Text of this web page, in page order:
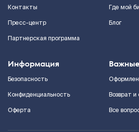
Контакты
Пресс-центр
Партнерская программа
Где мой
Блог
Информация
Безопасность
Конфиденциальность
Оферта
Возврат
Все